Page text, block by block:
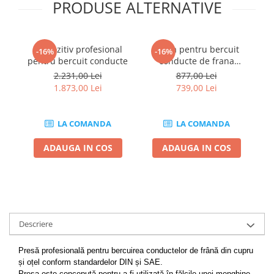
Chei de Forta
Ciocane Dalti si Dornuri
Gresoare
Reparat Filete
Scule Electrice
Aparate de spalat cu presiune
Aspiratoare industriale
Lampi si Lanterne
Pistoale de lipit
Polizoare unghiulare
PRODUSE ALTERNATIVE
-16%
Dispozitiv profesional
pentru bercuit conducte
2.231,00 Lei
1.873,00 Lei
LA COMANDA
ADAUGA IN COS
-16%
Trusa pentru bercuit
conducte de frana
hidraulica 18 piese
877,00 Lei
739,00 Lei
LA COMANDA
ADAUGA IN COS
Descriere
Presă profesională pentru bercuirea conductelor de frână din cupru
și oțel conform standardelor DIN și SAE.